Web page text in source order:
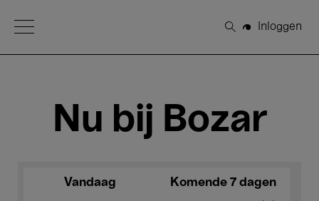
Open Menu
Zoeken
Inloggen
Nu bij Bozar
Vandaag Komende 7 dagen